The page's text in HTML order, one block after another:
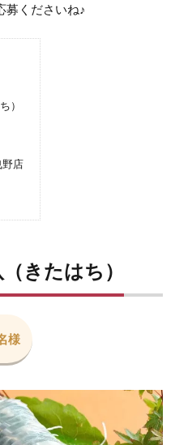
募くださいね♪
）
店
きたはち）
様